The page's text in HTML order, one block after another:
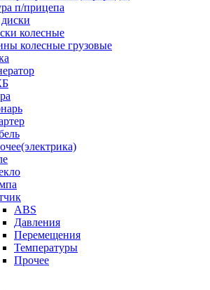
п/прицепа
колесные
колесные грузовые
ABS
Давления
Перемещения
Температуры
Прочее